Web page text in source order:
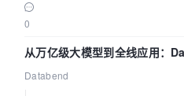
0
从万亿级大模型到全线应用：
构建全链路 Trace 数据管道
Databend